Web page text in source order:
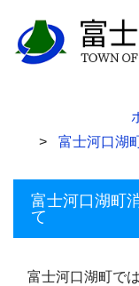
富士河口湖
富士河口湖町
て
富士河口湖町で